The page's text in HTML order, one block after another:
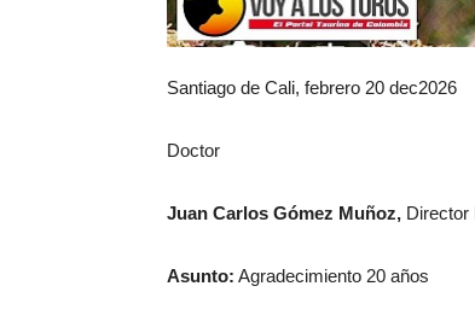
Santiago de Cali, febrero 20 dec2026
Doctor
Juan Carlos Gómez Muñoz, Director
Asunto: Agradecimiento 20 años